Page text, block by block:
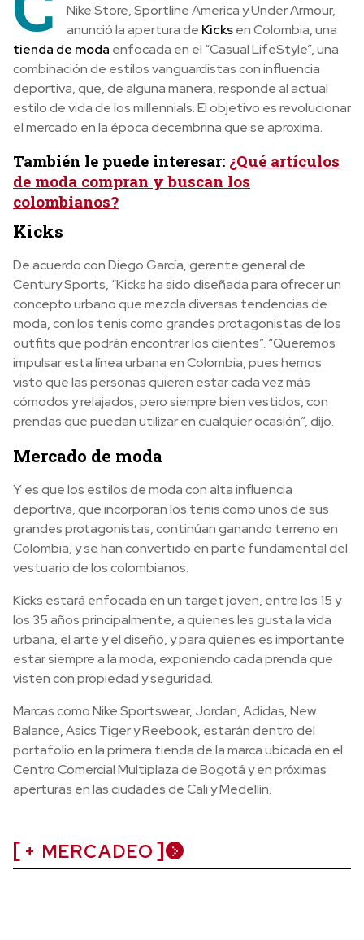
Nike Store, Sportline America y Under Armour,
anunció la apertura de Kicksen Colombia, una
tienda de moda enfocada en el “Casual LifeStyle”, una
combinación de estilos vanguardistas con influencia
deportiva, que, de alguna manera, responde al actual
estilo de vida de los millennials. El objetivo es revolucionar
el mercado en la época decembrina que se aproxima.
También le puede interesar: ¿Qué artículos
de moda compran y buscan los
colombianos?
Kicks
De acuerdo con Diego García, gerente general de
Century Sports, “Kicks ha sido diseñada para ofrecer un
concepto urbano que mezcla diversas tendencias de
moda, con los tenis como grandes protagonistas de los
outfits que podrán encontrar los clientes”. “Queremos
impulsar esta línea urbana en Colombia, pues hemos
visto que las personas quieren estar cada vez más
cómodos y relajados, pero siempre bien vestidos, con
prendas que puedan utilizar en cualquier ocasión”, dijo.
Mercado de moda
Y es que los estilos de moda con alta influencia
deportiva, que incorporan los tenis como unos de sus
grandes protagonistas, continúan ganando terreno en
Colombia, y se han convertido en parte fundamental del
vestuario de los colombianos.
Kicks estará enfocada en un target joven, entre los 15 y
los 35 años principalmente, a quienes les gusta la vida
urbana, el arte y el diseño, y para quienes es importante
estar siempre a la moda, exponiendo cada prenda que
visten con propiedad y seguridad.
Marcas como Nike Sportswear, Jordan, Adidas, New
Balance, Asics Tiger y Reebook, estarán dentro del
portafolio en la primera tienda de la marca ubicada en el
Centro Comercial Multiplaza de Bogotá y en próximas
aperturas en las ciudades de Cali y Medellín.
+ MERCADEO